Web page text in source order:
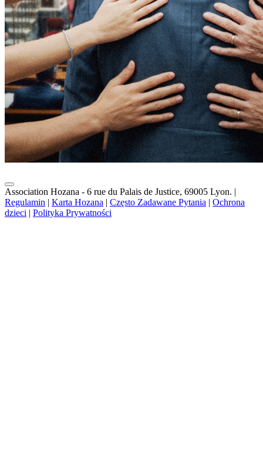
Association Hozana - 6 rue du Palais de Justice, 69005 Lyon. |
Regulamin | Karta Hozana | Często Zadawane Pytania | Ochrona
dzieci | Polityka Prywatności